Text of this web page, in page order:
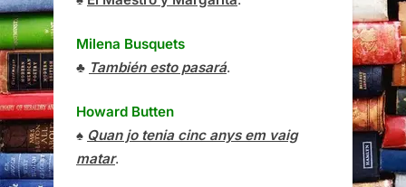
Milena Busquets
♣ También esto pasará.
Howard Butten
♠ Quan jo tenia cinc anys em vaig
matar.